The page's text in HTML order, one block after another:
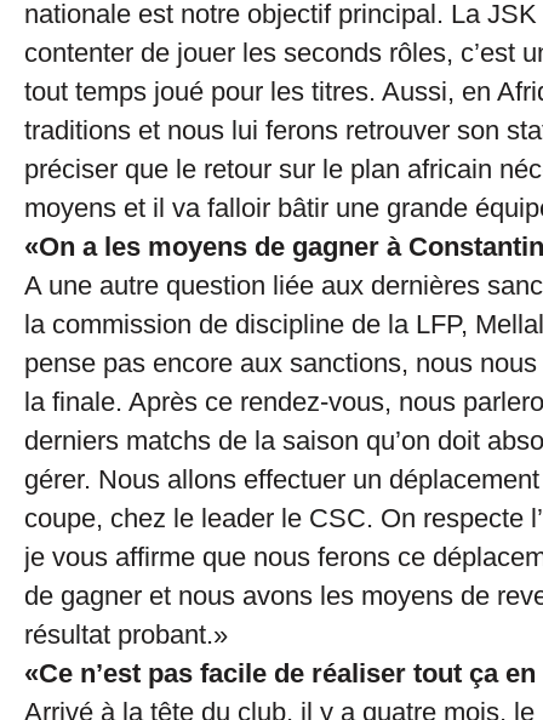
nationale est notre objectif principal. La
contenter de jouer les seconds rôles, c’est
tout temps joué pour les titres. Aussi, en
traditions et nous lui ferons retrouver son
préciser que le retour sur le plan africain
moyens et il va falloir bâtir une grande
«On a les moyens de gagner à
A une autre question liée aux dernières
la commission de discipline de la LFP,
pense pas encore aux sanctions, nous
la finale. Après ce rendez-vous, nous
derniers matchs de la saison qu’on doit
gérer. Nous allons effectuer un
coupe, chez le leader le CSC. On respecte
je vous affirme que nous ferons ce
de gagner et nous avons les moyens de
résultat probant.»
«Ce n’est pas facile de réaliser tout ça
Arrivé à la tête du club, il y a quatre mois,